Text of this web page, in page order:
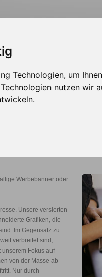
Technologien, um
nutzen wir
Solutions
Werbebanner oder
Unsere versierten
Grafiken, die
Im Gegensatz zu
verbreitet sind,
Fokus auf
von der Masse ab
Nur durch